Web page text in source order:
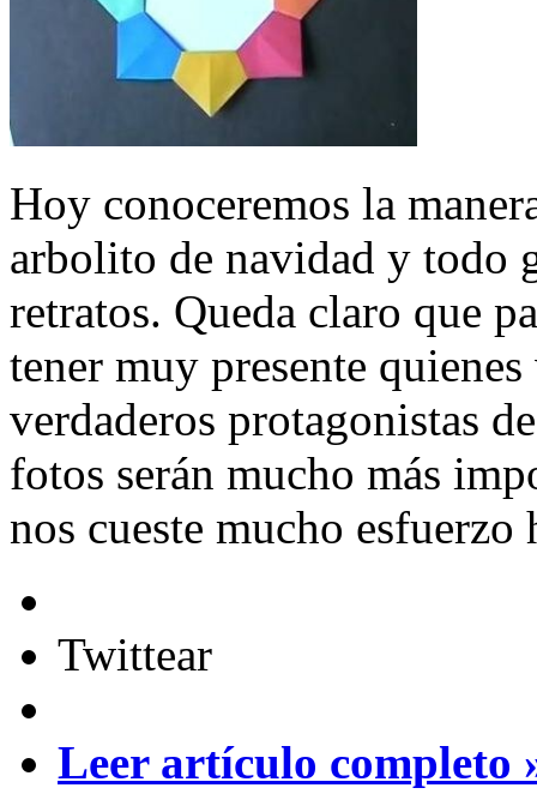
Hoy conoceremos la
arbolito de navidad y todo
retratos. Queda claro que
tener muy presente
verdaderos protagonistas
fotos serán mucho más
nos cueste mucho
Twittear
Leer artículo completo